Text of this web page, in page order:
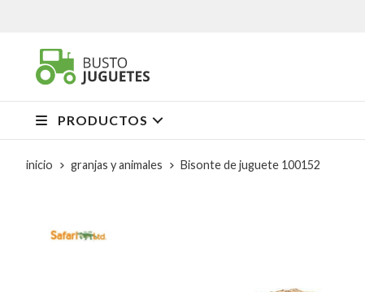
PRODUCTOS
inicio granjas y animales Bisonte de juguete 100152